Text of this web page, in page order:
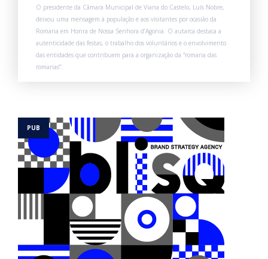
O presidente da Câmara Municipal de Viana do Castelo, Luís Nobre,
deixou uma mensagem à população e aos visitantes por ocasião da
Romaria em Honra de Nossa Senhora d’Agonia. O autarca destaca a
autenticidade das festas, o trabalho dos voluntários e o envolvimento
das entidades que contribuem para a organização da “romaria das
romarias”.